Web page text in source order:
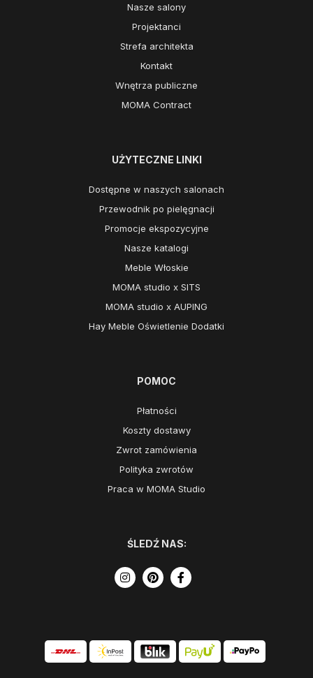
Nasze salony
Projektanci
Strefa architekta
Kontakt
Wnętrza publiczne
MOMA Contract
UŻYTECZNE LINKI
Dostępne w naszych salonach
Przewodnik po pielęgnacji
Promocje ekspozycyjne
Nasze katalogi
Meble Włoskie
MOMA studio x SITS
MOMA studio x AUPING
Hay Meble Oświetlenie Dodatki
POMOC
Płatności
Koszty dostawy
Zwrot zamówienia
Polityka zwrotów
Praca w MOMA Studio
ŚLEDŹ NAS: